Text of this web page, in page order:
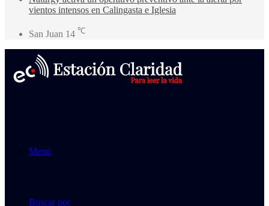
vientos intensos en Calingasta e Iglesia
San Juan 14 ℃
Menú
Buscar por